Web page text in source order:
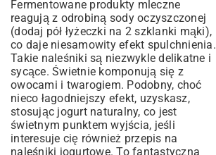
Fermentowane produkty mleczne
reagują z odrobiną sody oczyszczonej
(dodaj pół łyżeczki na 2 szklanki mąki),
co daje niesamowity efekt spulchnienia.
Takie naleśniki są niezwykle delikatne i
sycące. Świetnie komponują się z
owocami i twarogiem. Podobny, choć
nieco łagodniejszy efekt, uzyskasz,
stosując jogurt naturalny, co jest
świetnym punktem wyjścia, jeśli
interesuje cię również przepis na
naleśniki jogurtowe. To fantastyczna